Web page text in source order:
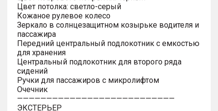
Цвет потолка: светло-серый
Кожаное рулевое колесо
Зеркало в солнцезащитном козырьке водителя и
пассажира
Передний центральный подлокотник с емкостью
для хранения
Центральный подлокотник для второго ряда
сидений
Ручки для пассажиров с микролифтом
Очечник
———————————————————————————
ЭКСТЕРЬЕР